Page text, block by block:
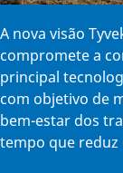
A nova visão
compromete a
principal
com objetivo de
bem-estar dos
tempo que